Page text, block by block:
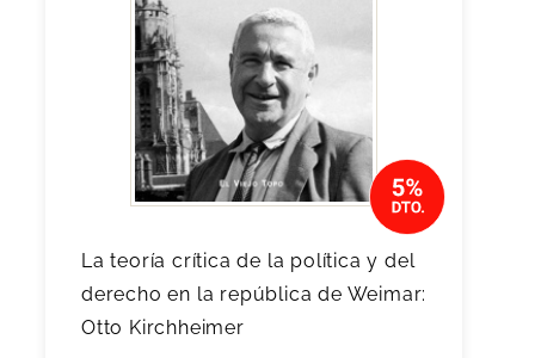
La teoría crítica de la política y del
derecho en la república de Weimar:
Otto Kirchheimer